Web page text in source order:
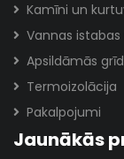
Kamīni un
Vannas
Apsildāmās
Termoizolācija
Pakalpojumi
Jaunākās